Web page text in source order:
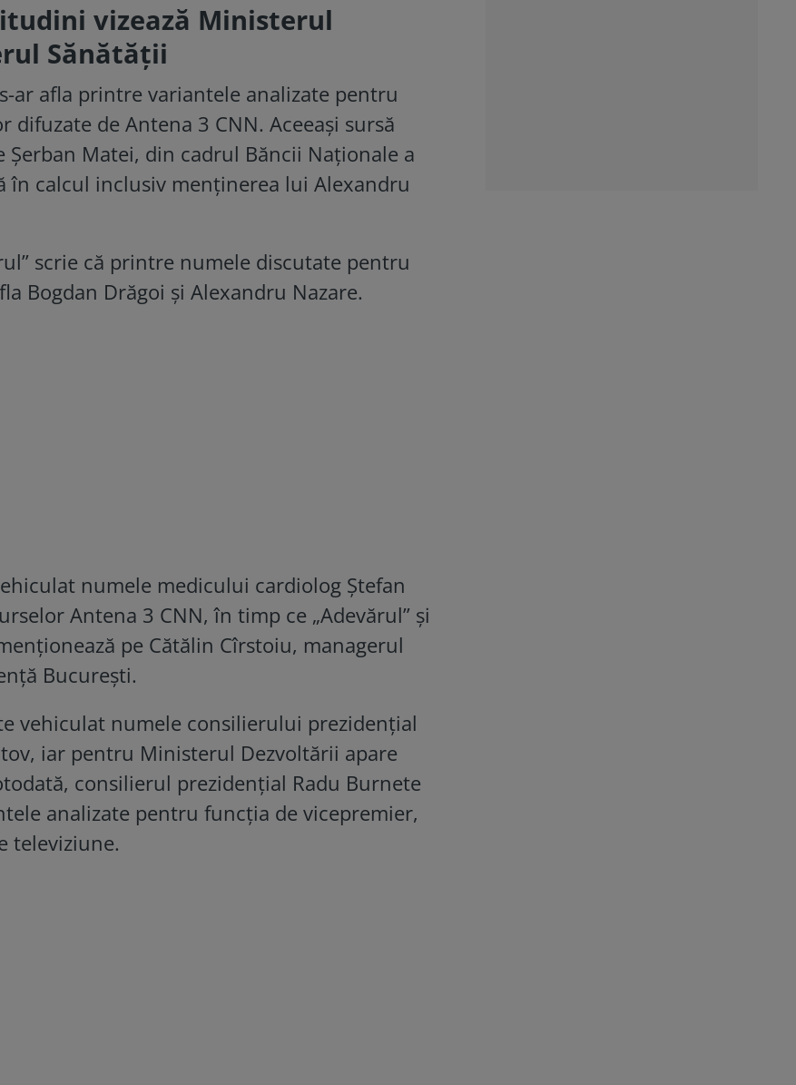
vizează Ministerul
Sănătății
ar afla printre variantele analizate pentru
de Antena 3 CNN. Aceeași sursă
Șerban Matei, din cadrul Băncii Naționale a
în calcul inclusiv menținerea lui Alexandru
scrie că printre numele discutate pentru
Bogdan Drăgoi și Alexandru Nazare.
numele medicului cardiolog Ștefan
Antena 3 CNN, în timp ce „Adevărul” și
pe Cătălin Cîrstoiu, managerul
București.
vehiculat numele consilierului prezidențial
iar pentru Ministerul Dezvoltării apare
consilierul prezidențial Radu Burnete
analizate pentru funcția de vicepremier,
televiziune.